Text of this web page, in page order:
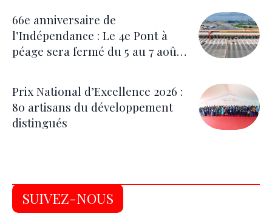
66e anniversaire de
l’Indépendance : Le 4e Pont à
péage sera fermé du 5 au 7 août
Prix National d’Excellence 2026 :
80 artisans du développement
distingués
SUIVEZ-NOUS